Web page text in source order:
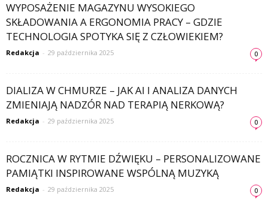
WYPOSAŻENIE MAGAZYNU WYSOKIEGO
SKŁADOWANIA A ERGONOMIA PRACY – GDZIE
TECHNOLOGIA SPOTYKA SIĘ Z CZŁOWIEKIEM?
Redakcja - 29 października 2025 0
DIALIZA W CHMURZE – JAK AI I ANALIZA DANYCH
ZMIENIAJĄ NADZÓR NAD TERAPIĄ NERKOWĄ?
Redakcja - 29 października 2025 0
ROCZNICA W RYTMIE DŹWIĘKU – PERSONALIZOWANE
PAMIĄTKI INSPIROWANE WSPÓLNĄ MUZYKĄ
Redakcja - 29 października 2025 0